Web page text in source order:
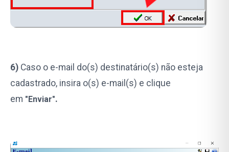
6) Caso o e-mail do(s) destinatário(s) não esteja
cadastrado, insira o(s) e-mail(s) e clique
em "Enviar".